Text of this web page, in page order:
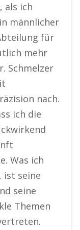
als ich
männlicher
für
mehr
Schmelzer
nach.
ich die
Was ich
ist seine
seine
Themen